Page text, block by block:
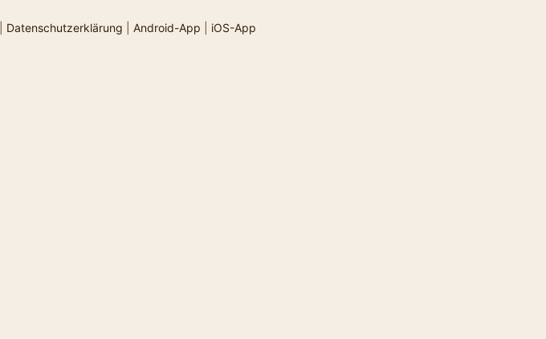
Datenschutzerklärung Android-App iOS-App